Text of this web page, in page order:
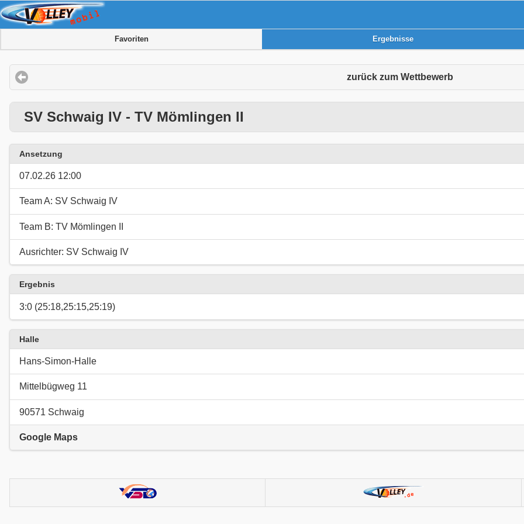
Favoriten Ergebnisse
zurück zum Wettbewerb
SV Schwaig IV - TV Mömlingen II
Ansetzung
07.02.26 12:00
Team A: SV Schwaig IV
Team B: TV Mömlingen II
Ausrichter: SV Schwaig IV
Ergebnis
3:0 (25:18,25:15,25:19)
Halle
Hans-Simon-Halle
Mittelbügweg 11
90571 Schwaig
Google Maps